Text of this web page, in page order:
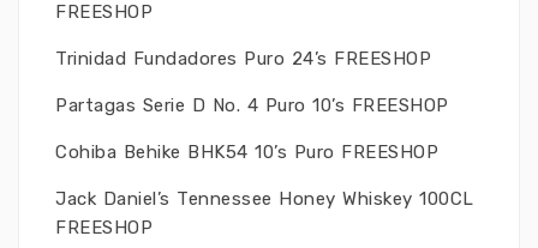
FREESHOP
Trinidad Fundadores Puro 24’s FREESHOP
Partagas Serie D No. 4 Puro 10’s FREESHOP
Cohiba Behike BHK54 10’s Puro FREESHOP
Jack Daniel’s Tennessee Honey Whiskey 100CL
FREESHOP